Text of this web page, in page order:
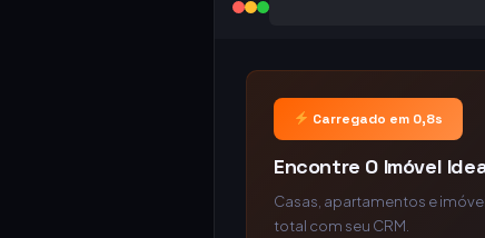
Carregado em 0,8s
Encontre O Imóvel
Casas, apartamentos e
total com seu CRM.